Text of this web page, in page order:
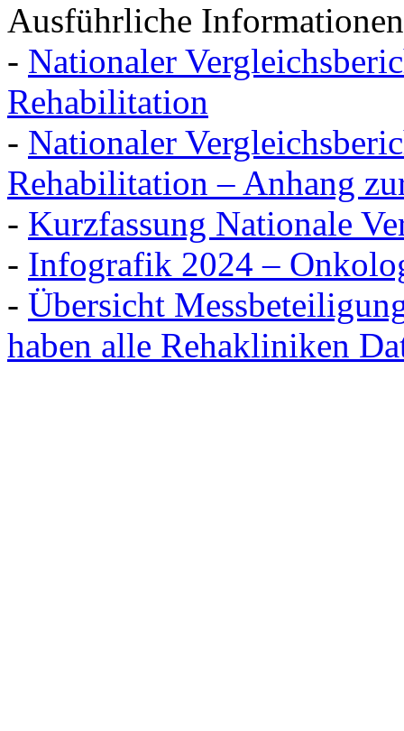
Ausführliche
- Nationaler
Rehabilitation
- Nationaler
Rehabilitation – Anhang
- Kurzfassung Nationale
- Infografik 2024 –
- Übersicht
haben alle Rehakliniken